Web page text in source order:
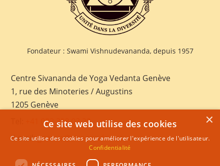
Fondateur : Swami Vishnudevananda, depuis 1957
Centre Sivananda de Yoga Vedanta Genève
1, rue des Minoteries / Augustins
1205 Genève
+41 022 328 03 28
E-mail:geneva@sivananda.net
×
Ce site web utilise des cookies
Ce site utilise des cookies pour améliorer l'expérience de l'utilisateur.
Confidentialité